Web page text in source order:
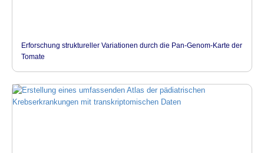
Erforschung struktureller Variationen durch die Pan-Genom-Karte der
Tomate